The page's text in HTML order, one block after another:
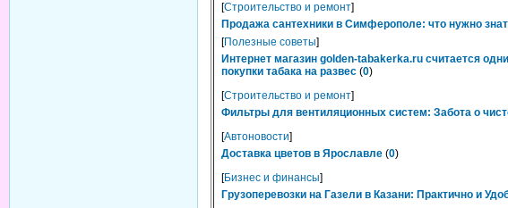
[Строительство и ремонт]
Продажа сантехники в Симферополе: что нужно
[Полезные советы]
Интернет магазин golden-tabakerka.ru считается
покупки табака на развес (0)
[Строительство и ремонт]
Фильтры для вентиляционных систем: Забота о
[Автоновости]
Доставка цветов в Ярославле (0)
[Бизнес и финансы]
Грузоперевозки на Газели в Казани: Практично и